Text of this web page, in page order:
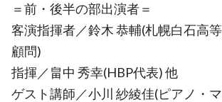
＝前・後半の部出演者＝
客演指揮者／鈴木 恭輔(札幌白石高
顧問)
指揮／畠中 秀幸(HBP代表) 他
ゲスト講師／小川 紗綾佳(ピアノ・